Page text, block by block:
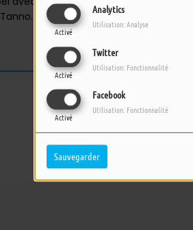
Analytics
Activé
Utilisation: Analyse
Twitter
Activé
Utilisation: Fonctionnalité
Facebook
Activé
Utilisation: Fonctionnalité
Sauvegarder
Connectez-vous pour commenter cet article
SE CONNECTER